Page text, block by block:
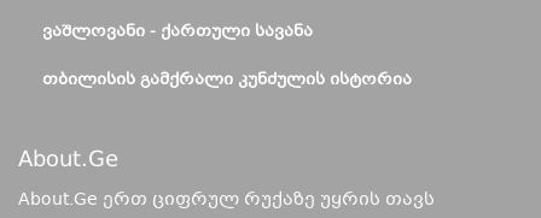
ᲕᲐᲨᲚᲝᲕᲐᲜᲘ - ᲥᲐᲠᲗᲣᲚᲘ ᲡᲐᲕᲐᲜᲐ
ᲗᲑᲘᲚᲘᲡᲘᲡ ᲒᲐᲛᲥᲠᲐᲚᲘ ᲙᲣᲜᲫᲣᲚᲘᲡ ᲘᲡᲢᲝᲠᲘᲐ
About.ge
About.Ge ერთ ციფრულ რუქაზე უყრის თავს